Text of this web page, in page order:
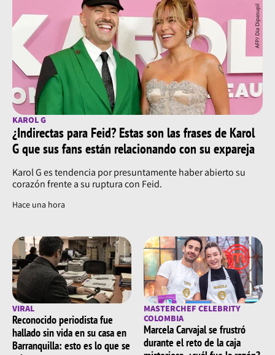
KAROL G
¿Indirectas para Feid? Estas son las frases de Karol
G que sus fans están relacionando con su expareja
Karol G es tendencia por presuntamente haber abierto su
corazón frente a su ruptura con Feid.
Hace una hora
VIRAL
Reconocido periodista fue
hallado sin vida en su casa en
Barranquilla: esto es lo que se
MASTERCHEF CELEBRITY
COLOMBIA
Marcela Carvajal se frustró
durante el reto de la caja